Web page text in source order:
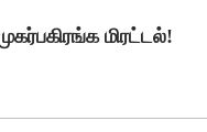
மிரட்டல்!